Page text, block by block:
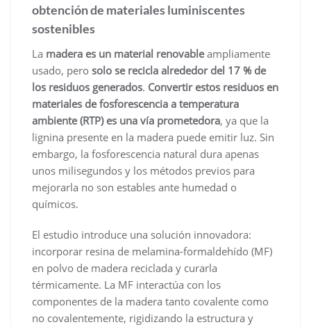
obtención de materiales luminiscentes
sostenibles
La madera es un material renovableampliamente
usado, pero solo se recicla alrededor del 17 % de
los residuos generados. Convertir estos residuos en
materiales de fosforescencia a temperatura
ambiente (RTP) es una vía prometedora, ya que la
lignina presente en la madera puede emitir luz. Sin
embargo, la fosforescencia natural dura apenas
unos milisegundos y los métodos previos para
mejorarla no son estables ante humedad o
químicos.
El estudio introduce una solución innovadora:
incorporar resina de melamina-formaldehído (MF)
en polvo de madera reciclada y curarla
térmicamente. La MF interactúa con los
componentes de la madera tanto covalente como
no covalentemente, rigidizando la estructura y